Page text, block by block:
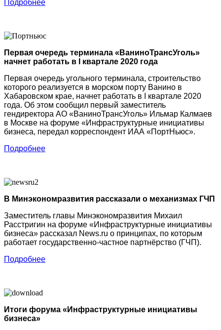
Подробнее
Первая очередь терминала «ВаниноТрансУголь»
начнет работать в I квартале 2020 года
Первая очередь угольного терминала, строительство
которого реализуется в морском порту Ванино в
Хабаровском крае, начнет работать в I квартале 2020
года. Об этом сообщил первый заместитель
гендиректора АО «ВаниноТрансУголь» Ильмар Калмаев
в Москве на форуме «Инфраструктурные инициативы
бизнеса, передал корреспондент ИАА «ПортНьюс».
Подробнее
В Минэкономразвития рассказали о механизмах ГЧП
Заместитель главы Минэкономразвития Михаил
Расстригин на форуме «Инфраструктурные инициативы
бизнеса» рассказал News.ru о принципах, по которым
работает государственно-частное партнёрство (ГЧП).
Подробнее
Итоги форума «Инфраструктурные инициативы
бизнеса»